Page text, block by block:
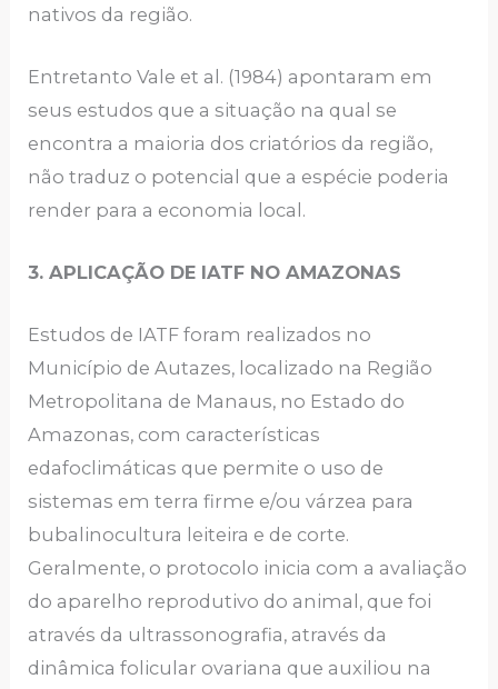
nativos da região.
Entretanto Vale et al. (1984) apontaram em
seus estudos que a situação na qual se
encontra a maioria dos criatórios da região,
não traduz o potencial que a espécie poderia
render para a economia local.
3. APLICAÇÃO DE IATF NO AMAZONAS
Estudos de IATF foram realizados no
Município de Autazes, localizado na Região
Metropolitana de Manaus, no Estado do
Amazonas, com características
edafoclimáticas que permite o uso de
sistemas em terra firme e/ou várzea para
bubalinocultura leiteira e de corte.
Geralmente, o protocolo inicia com a avaliação
do aparelho reprodutivo do animal, que foi
através da ultrassonografia, através da
dinâmica folicular ovariana que auxiliou na